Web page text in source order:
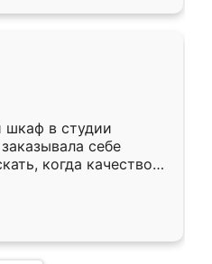
шкаф в студии
себе
когда качеством
кухня уже почти